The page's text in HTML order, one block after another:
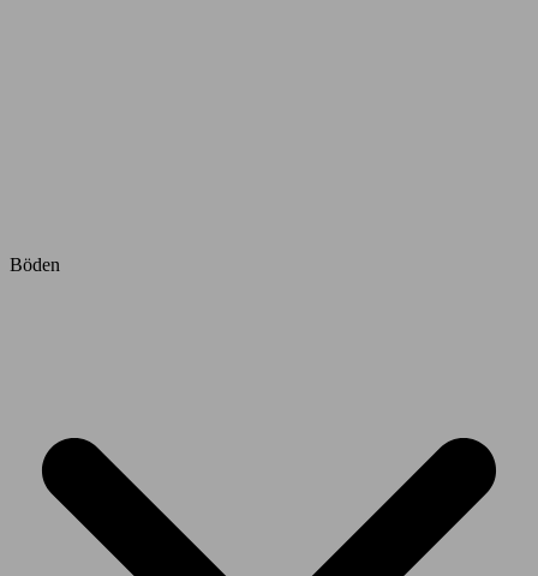
Böden